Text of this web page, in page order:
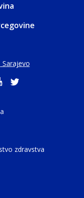
Sarajevo
zdravstva